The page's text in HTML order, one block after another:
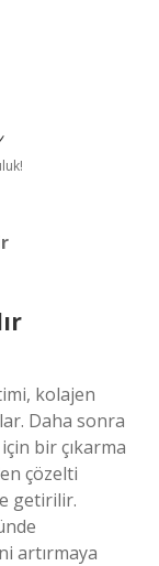
kolajen
Daha sonra
bir çıkarma
çözelti
getirilir.
artırmaya